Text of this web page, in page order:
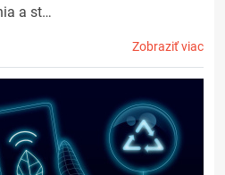
a st…
Zobraziť viac